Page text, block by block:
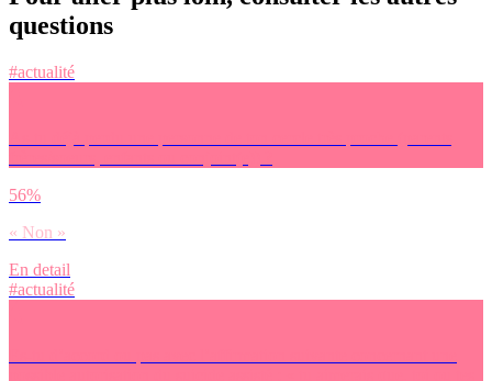
questions
#actualité
56%
« Non »
En detail
#actualité